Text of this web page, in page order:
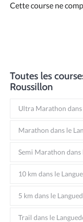
Cette course ne
Toutes les
Roussillon
Ultra Marathon
Marathon dans le
Semi Marathon
10 km dans le
5 km dans le
Trail dans le